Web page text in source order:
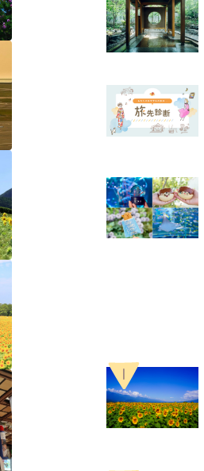
1